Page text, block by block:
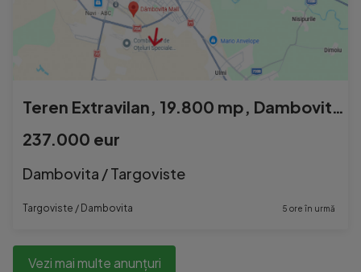
Teren Extravilan, 19.800 mp, Dambovita Mall
237.000 eur
Dambovita / Targoviste
Targoviste / Dambovita 5 ore în urmă
Vezi mai multe anunțuri